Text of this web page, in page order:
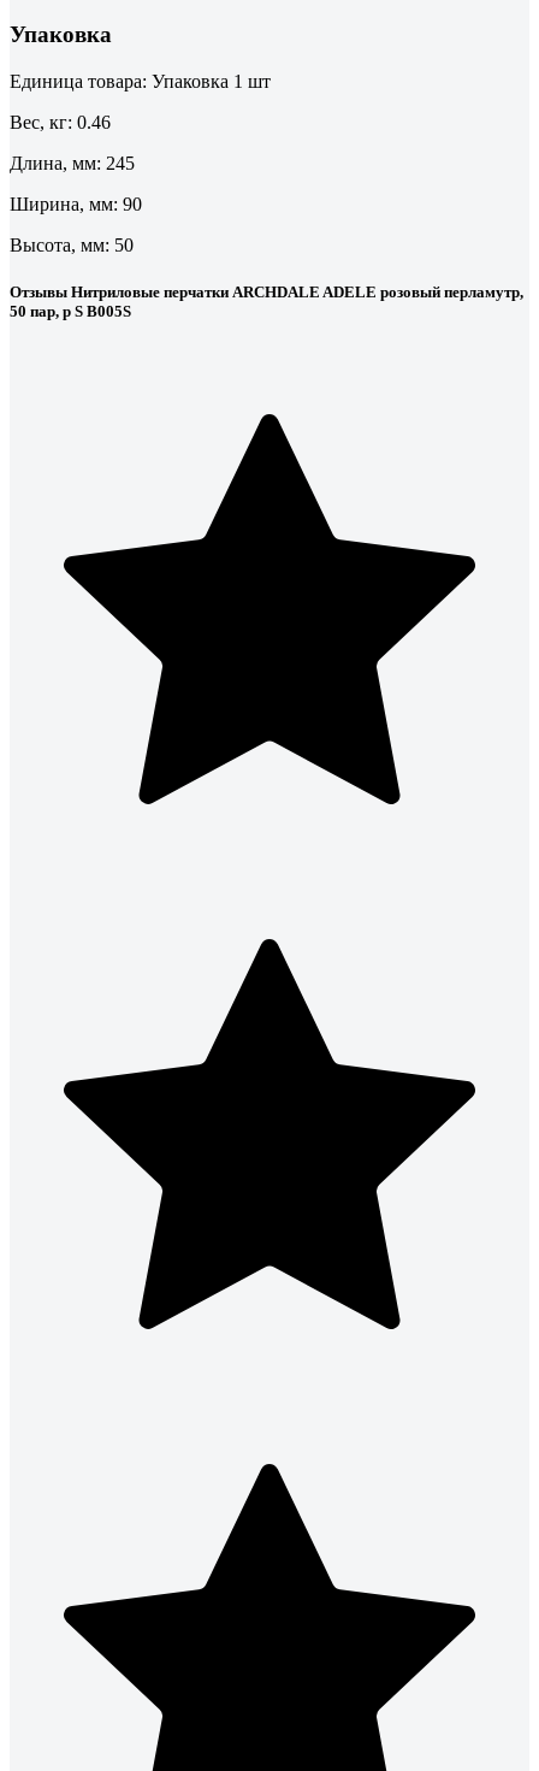
Упаковка
Единица товара: Упаковка 1 шт
Вес, кг: 0.46
Длина, мм: 245
Ширина, мм: 90
Высота, мм: 50
Отзывы Нитриловые перчатки ARCHDALE ADELE розовый перламутр,
50 пар, р S B005S